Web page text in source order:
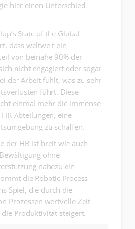
hier einen Unterschied
State of the Global
dass weltweit ein
von beinahe 90% der
nicht engagiert oder sogar
der Arbeit fühlt, was zu sehr
führt. Diese
einmal mehr die immense
Abteilungen, eine
zu schaffen.
der HR ist breit wie auch
ohne
nahezu ein
die Robotic Process
Spiel, die durch die
Prozessen wertvolle Zeit
Produktivität steigert.